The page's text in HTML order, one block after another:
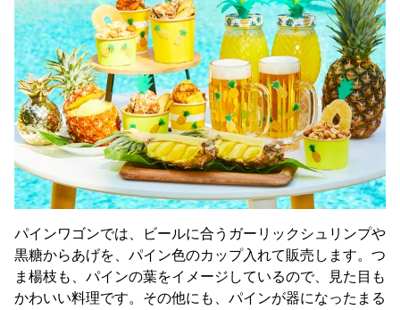
パインワゴンでは、ビールに合うガーリックシュリンプや
黒糖からあげを、パイン色のカップ入れて販売します。つ
ま楊枝も、パインの葉をイメージしているので、見た目も
かわいい料理です。その他にも、パインが器になったまる